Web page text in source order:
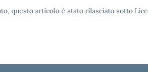
questo articolo è stato rilasciato sotto